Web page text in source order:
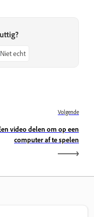
Niet echt
Volgende
video delen om op een
computer af te spelen